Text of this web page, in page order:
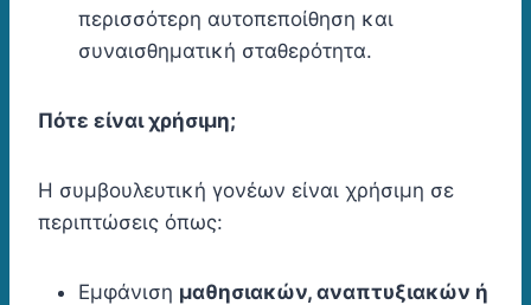
περισσότερη αυτοπεποίθηση και
συναισθηματική σταθερότητα.
Πότε είναι χρήσιμη;
Η συμβουλευτική γονέων είναι χρήσιμη σε
περιπτώσεις όπως:
Εμφάνιση μαθησιακών, αναπτυξιακών ή